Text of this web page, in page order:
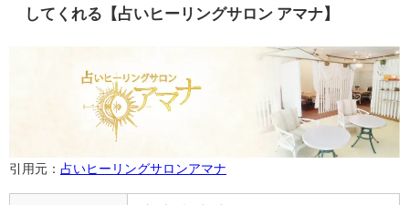
してくれる【占いヒーリングサロン アマナ】
引用元： 占いヒーリングサロンアマナ